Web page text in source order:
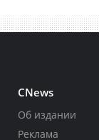
CNews
Об издании
Реклама